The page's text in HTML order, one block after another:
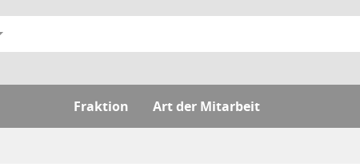
Fraktion Art der Mitarbeit